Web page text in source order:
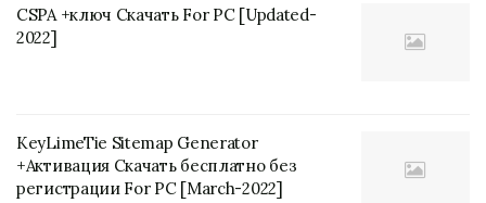
CSPA +ключ Скачать For PC [Updated-
2022]
KeyLimeTie Sitemap Generator
+Активация Скачать бесплатно без
регистрации For PC [March-2022]